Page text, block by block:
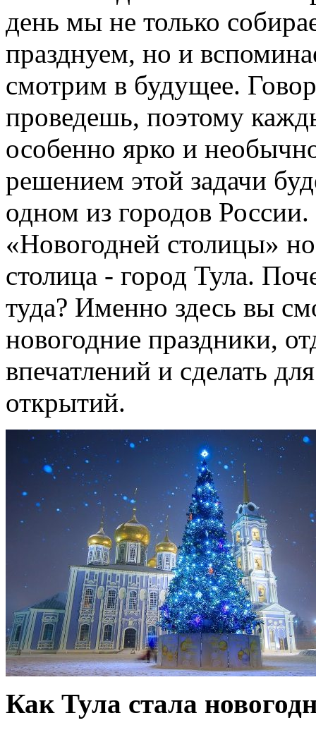
день мы не только
празднуем, но и
смотрим в будущее.
проведешь, поэтому
особенно ярко и
решением этой задачи
одном из городов
«Новогодней столицы»
столица - город Тула.
туда? Именно здесь вы
новогодние праздники,
впечатлений и сделать
открытий.
Как Тула стала